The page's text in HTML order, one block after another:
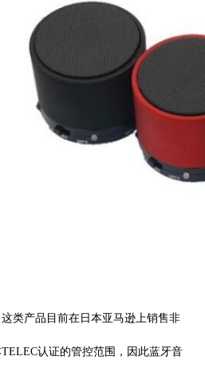
类产品目前在日本亚马逊上销售非
TELEC认证的管控范围，因此蓝牙音